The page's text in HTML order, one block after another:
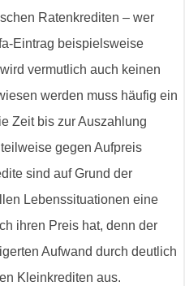
Ratenkrediten – wer
Eintrag beispielsweise
vermutlich auch keinen
werden muss häufig ein
Zeit bis zur Auszahlung
gegen Aufpreis
sind auf Grund der
Lebenssituationen eine
ihren Preis hat, denn der
Aufwand durch deutlich
Kleinkrediten aus.